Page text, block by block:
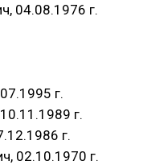
04.08.1976 г.
г.
г.
г.
02.10.1970 г.